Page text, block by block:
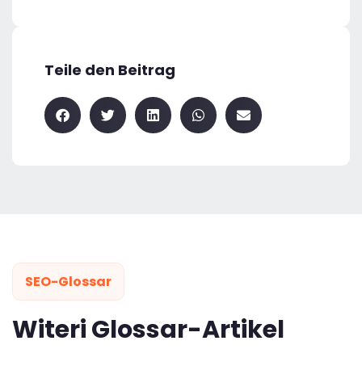
Teile den Beitrag
SEO-Glossar
Witeri Glossar-Artikel